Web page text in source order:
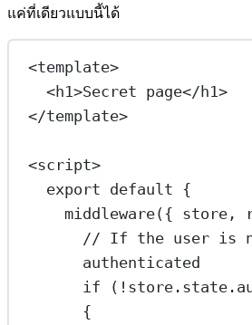
แค่ที่เดียวแบบนี้ได้
<template>
<h1>Secret page</h1>
</template>
<script>
export default {
middleware({ store ,
// If the user is
authenticated
if ( !
{